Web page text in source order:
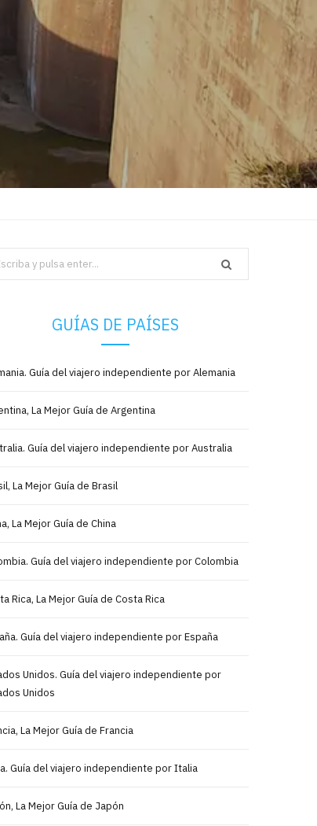
GUÍAS DE PAÍSES
Guía del viajero independiente por Alemania
La Mejor Guía de Argentina
Guía del viajero independiente por Australia
La Mejor Guía de Brasil
La Mejor Guía de China
Guía del viajero independiente por Colombia
Rica, La Mejor Guía de Costa Rica
Guía del viajero independiente por España
Unidos. Guía del viajero independiente por
Unidos
La Mejor Guía de Francia
Guía del viajero independiente por Italia
La Mejor Guía de Japón